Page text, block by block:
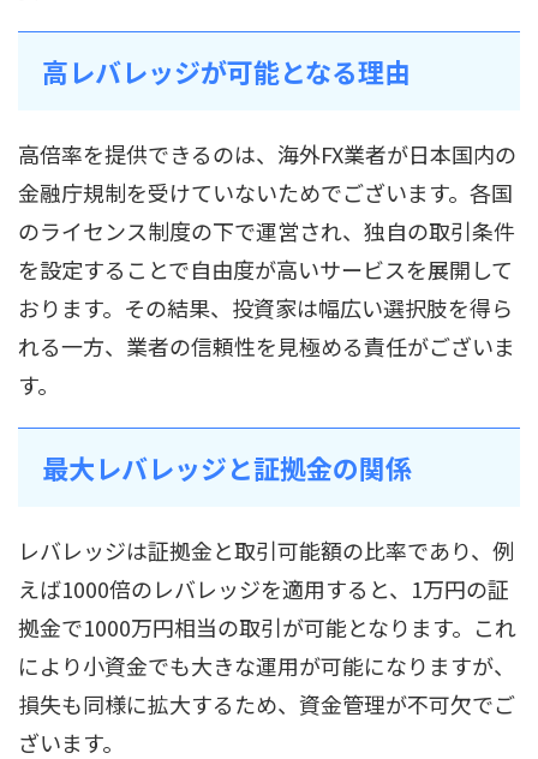
高レバレッジが可能となる理由
高倍率を提供できるのは、海外FX業者が日本国内の
金融庁規制を受けていないためでございます。各国
のライセンス制度の下で運営され、独自の取引条件
を設定することで自由度が高いサービスを展開して
おります。その結果、投資家は幅広い選択肢を得ら
れる一方、業者の信頼性を見極める責任がございま
す。
最大レバレッジと証拠金の関係
レバレッジは証拠金と取引可能額の比率であり、例
えば1000倍のレバレッジを適用すると、1万円の証
拠金で1000万円相当の取引が可能となります。これ
により小資金でも大きな運用が可能になりますが、
損失も同様に拡大するため、資金管理が不可欠でご
ざいます。